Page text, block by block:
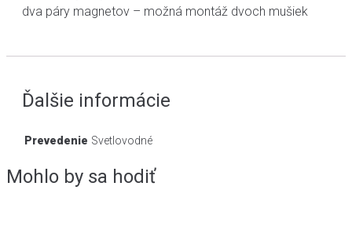
dva páry magnetov – možná montáž dvoch mušiek
Ďalšie informácie
Prevedenie Svetlovodné
Mohlo by sa hodiť